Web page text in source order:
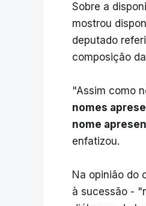
Sobre a
mostrou
deputado
composição
"Assim como
nomes
nome
enfatizou.
Na opinião do
à sucessão -